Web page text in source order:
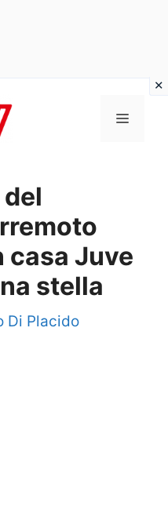
Menu
casa Juve
stella
Di Placido